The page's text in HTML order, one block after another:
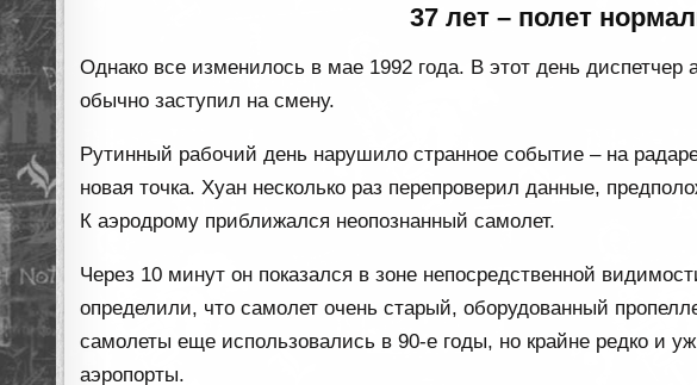
37 лет – полет
Однако все изменилось в мае 1992 года. В этот день диспетчер
обычно заступил на смену.
Рутинный рабочий день нарушило странное событие – на
новая точка. Хуан несколько раз перепроверил данные,
К аэродрому приближался неопознанный самолет.
Через 10 минут он показался в зоне непосредственной
определили, что самолет очень старый, оборудованный
самолеты еще использовались в 90-е годы, но крайне редко и
аэропорты.